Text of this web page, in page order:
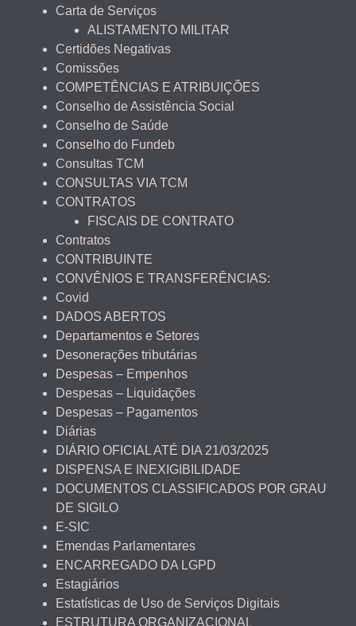
Carta de Serviços
ALISTAMENTO MILITAR
Certidões Negativas
Comissões
COMPETÊNCIAS E ATRIBUIÇÕES
Conselho de Assistência Social
Conselho de Saúde
Conselho do Fundeb
Consultas TCM
CONSULTAS VIA TCM
CONTRATOS
FISCAIS DE CONTRATO
Contratos
CONTRIBUINTE
CONVÊNIOS E TRANSFERÊNCIAS:
Covid
DADOS ABERTOS
Departamentos e Setores
Desonerações tributárias
Despesas – Empenhos
Despesas – Liquidações
Despesas – Pagamentos
Diárias
DIÁRIO OFICIAL ATÉ DIA 21/03/2025
DISPENSA E INEXIGIBILIDADE
DOCUMENTOS CLASSIFICADOS POR GRAU
DE SIGILO
E-SIC
Emendas Parlamentares
ENCARREGADO DA LGPD
Estagiários
Estatísticas de Uso de Serviços Digitais
ESTRUTURA ORGANIZACIONAL